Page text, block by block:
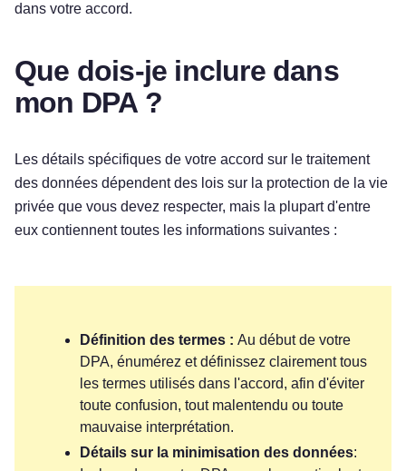
dans votre accord.
Que dois-je inclure dans
mon DPA ?
Les détails spécifiques de votre accord sur le traitement
des données dépendent des lois sur la protection de la vie
privée que vous devez respecter, mais la plupart d'entre
eux contiennent toutes les informations suivantes :
Définition des termes : Au début de votre
DPA, énumérez et définissez clairement tous
les termes utilisés dans l'accord, afin d'éviter
toute confusion, tout malentendu ou toute
mauvaise interprétation.
Détails sur la minimisation des données: